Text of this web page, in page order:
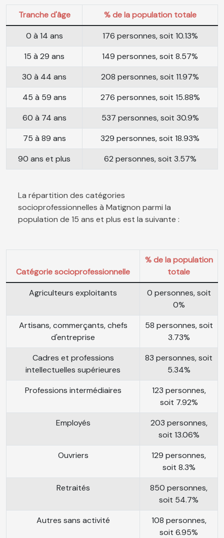
Tranche d'âge
% de la population totale
0 à 14 ans
176 personnes, soit 10.13%
15 à 29 ans
149 personnes, soit 8.57%
30 à 44 ans
208 personnes, soit 11.97%
45 à 59 ans
276 personnes, soit 15.88%
60 à 74 ans
537 personnes, soit 30.9%
75 à 89 ans
329 personnes, soit 18.93%
90 ans et plus
62 personnes, soit 3.57%
La répartition des catégories
socioprofessionnelles à Matignon parmi la
population de 15 ans et plus est la suivante :
Catégorie socioprofessionnelle
% de la population
totale
Agriculteurs exploitants
0 personnes, soit
0%
Artisans, commerçants, chefs
d'entreprise
58 personnes, soit
3.73%
Cadres et professions
intellectuelles supérieures
83 personnes, soit
5.34%
Professions intermédiaires
123 personnes,
soit 7.92%
Employés
203 personnes,
soit 13.06%
Ouvriers
129 personnes,
soit 8.3%
Retraités
850 personnes,
soit 54.7%
Autres sans activité
108 personnes,
soit 6.95%